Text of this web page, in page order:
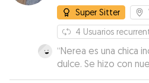
les dan un poco de
mucho. Sin jaulas, en
patio donde
videos , en el que se
rato, se ha
dia. Estamos
Super Sitter
4 Usuarios
“Nerea es una chica
dulce. Se hizo con
eso que de primeras